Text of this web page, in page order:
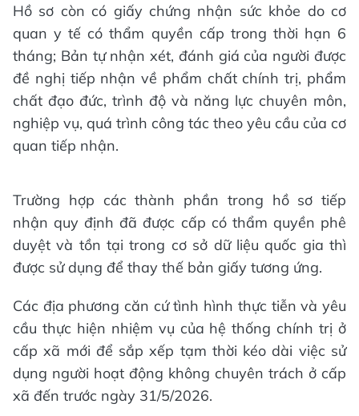
Hồ sơ còn có giấy chứng nhận sức khỏe do cơ
quan y tế có thẩm quyền cấp trong thời hạn 6
tháng; Bản tự nhận xét, đánh giá của người được
đề nghị tiếp nhận về phẩm chất chính trị, phẩm
chất đạo đức, trình độ và năng lực chuyên môn,
nghiệp vụ, quá trình công tác theo yêu cầu của cơ
quan tiếp nhận.
Trường hợp các thành phần trong hồ sơ tiếp
nhận quy định đã được cấp có thẩm quyền phê
duyệt và tồn tại trong cơ sở dữ liệu quốc gia thì
được sử dụng để thay thế bản giấy tương ứng.
Các địa phương căn cứ tình hình thực tiễn và yêu
cầu thực hiện nhiệm vụ của hệ thống chính trị ở
cấp xã mới để sắp xếp tạm thời kéo dài việc sử
dụng người hoạt động không chuyên trách ở cấp
xã đến trước ngày 31/5/2026.